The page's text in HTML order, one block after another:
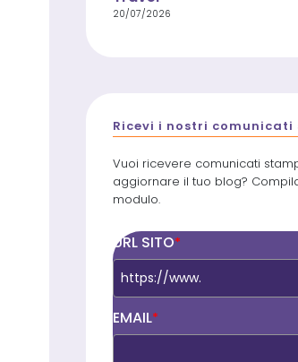
20/07/2026
Ricevi i nostri comunicati
Vuoi ricevere comunicati
aggiornare il tuo blog?
modulo.
URL SITO*
EMAIL*